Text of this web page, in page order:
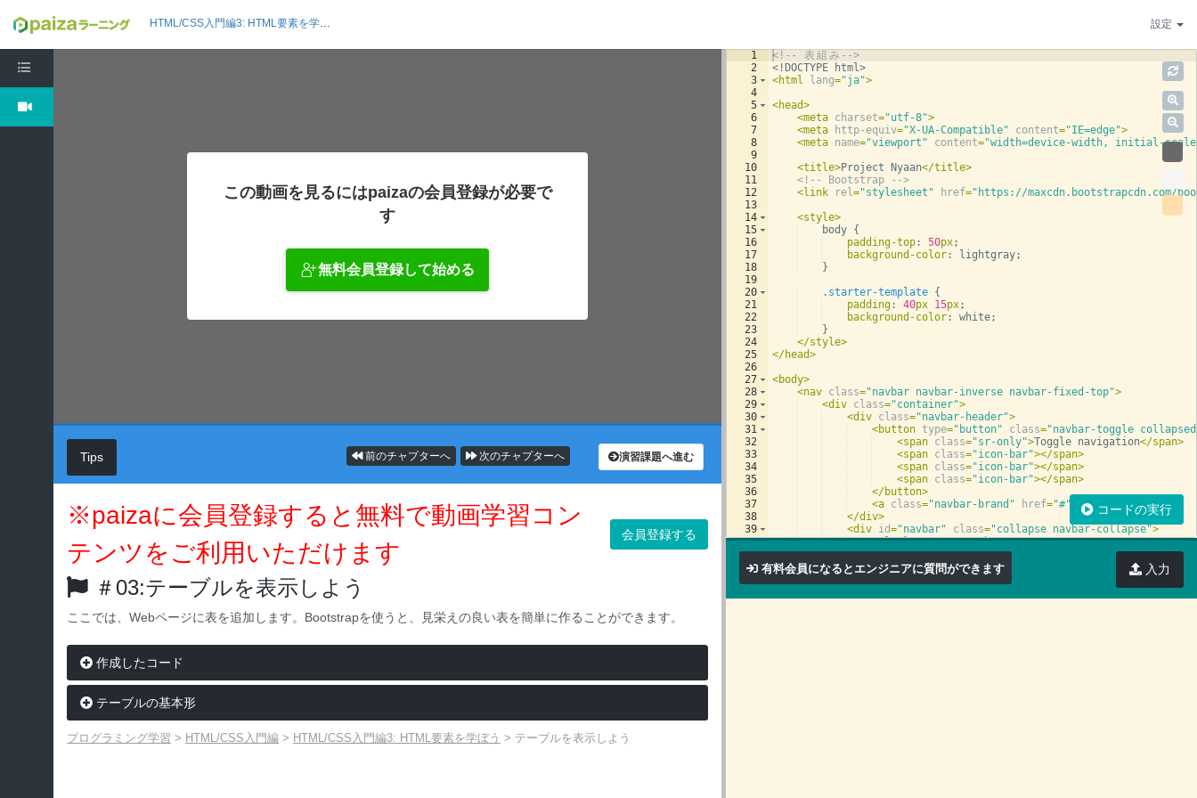
HTML/CSS入門編3: HTML要素を学ぼう 設定
この動画を見るにはpaizaの会員登録が必要で
す
無料会員登録して始める
Tips 演習課題へ進む
次のチャプターへ
前のチャプターへ
※paizaに会員登録すると無料で動画学習コン
テンツをご利用いただけます
会員登録する
＃03:テーブルを表示しよう
ここでは、Webページに表を追加します。Bootstrapを使うと、見栄えの良い表を簡単に作ることができます。
作成したコード
テーブルの基本形
プログラミング学習 > HTML/CSS入門編 > HTML/CSS入門編3: HTML要素を学ぼう > テーブルを表示しよう
1
2
3
4
5
6
7
8
9
10
11
12
13
14
15
16
17
18
19
20
21
22
23
24
25
26
27
28
29
30
31
32
33
34
35
36
37
38
39
40
41
<!-- 表 組 み -->
<! DOCTYPE html>
<html lang="ja">
<head>
<meta charset="utf-8">
<meta http-equiv="X-UA-Compatible" content="IE=edge">
<meta name="viewport" content="width=device-width, initial-
<title>Project Nyaan</title>
<!--
Bootstrap
-->
<link rel="stylesheet" href="https://maxcdn.bootstrapcdn.com/
<style>
body {
padding-top: 50px;
background-color: lightgray;
}
.starter-template {
padding: 40px 15px;
background-color: white;
}
</style>
</head>
<body>
<nav class="navbar navbar-inverse navbar-fixed-top">
<div class="container">
<div class="navbar-header">
<button type="button" class="navbar-toggle
<span class="sr-only">Toggle navigation</span>
<span class="icon-bar"></span>
<span class="icon-bar"></span>
<span class="icon-bar"></span>
</button>
<a class="navbar-brand" href="#" Project Nyaan</
</div>
<div id="navbar" class="collapse navbar-collapse">
<ul class="nav navbar-nav">
<li class="active"> </a></li>
コードの実行
有料会員になるとエンジニアに質問ができます 入力